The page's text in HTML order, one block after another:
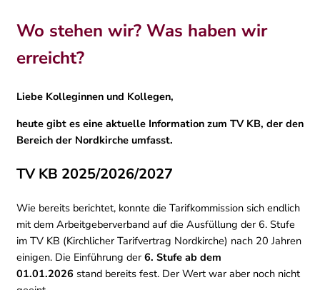
Wo stehen wir? Was haben wir
erreicht?
Liebe Kolleginnen und Kollegen,
heute gibt es eine aktuelle Information zum TV KB, der den
Bereich der Nordkirche umfasst.
TV KB 2025/2026/2027
Wie bereits berichtet, konnte die Tarifkommission sich endlich
mit dem Arbeitgeberverband auf die Ausfüllung der 6. Stufe
im TV KB (Kirchlicher Tarifvertrag Nordkirche) nach 20 Jahren
einigen. Die Einführung der 6. Stufe ab dem
01.01.2026 stand bereits fest. Der Wert war aber noch nicht